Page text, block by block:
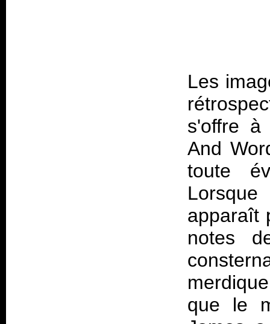
Les
s'offre à
And
toute
apparaît
notes
que le